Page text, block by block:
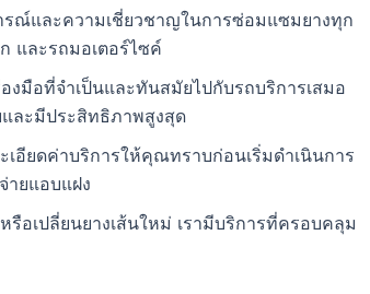
รณ์และความเชี่ยวชาญในการซ่อมแซมยางทุก
และรถมอเตอร์ไซค์
องมือที่จำเป็นและทันสมัยไปกับรถบริการเสมอ
ละมีประสิทธิภาพสูงสุด
ะเอียดค่าบริการให้คุณทราบก่อนเริ่มดำเนินการ
ยแอบแฝง
รือเปลี่ยนยางเส้นใหม่ เรามีบริการที่ครอบคลุม